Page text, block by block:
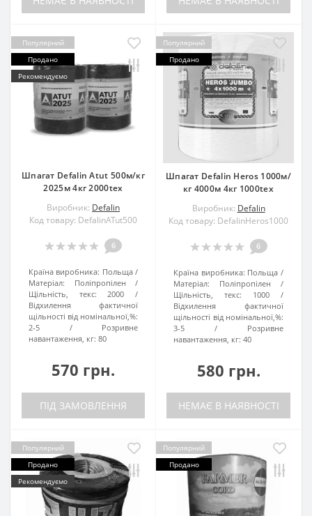
Популярний
Продано
Рекомендуємо
Шпагат Defalin Atut 500м/кг
2025м 4кг 2000tex
Виробник: Defalin
Код товару: DefalinATut500
6
Країна виробника: Польща
Матеріал:
Поліпропілен
Щільність, текс:
2000
Відхилення фактичної
щільності від номінальної,%:
2-5
Розривне
навантаження, кг: 80
570 грн.
ПІД ЗАМОВЛЕННЯ
Популярний
Продано
Шпагат Defalin Heros 1000м/
кг 4000м 4кг 1000tex
Виробник: Defalin
Код товару: DefalinHeros1000
6
Країна виробника: Польща
Матеріал:
Поліпропілен
Щільність, текс:
1000
Відхилення фактичної
щільності від номінальної,%:
3-5
Розривне
навантаження, кг: 40
580 грн.
НЕМАЄ В НАЯВНОСТІ
Популярний
Продано
Рекомендуємо
Популярний
Продано